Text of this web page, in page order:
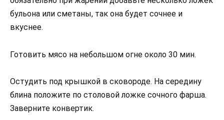
бульона или сметаны, так она будет сочнее и
вкуснее.
Готовить мясо на небольшом огне около 30 мин.
Остудить под крышкой в сковороде. На середину
блина положите по столовой ложке сочного фарша.
Заверните конвертик.